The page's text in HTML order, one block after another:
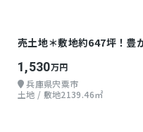
売土地＊敷地約647坪！豊
1,530万円
兵庫県宍粟市
土地 / 敷地2139.46㎡